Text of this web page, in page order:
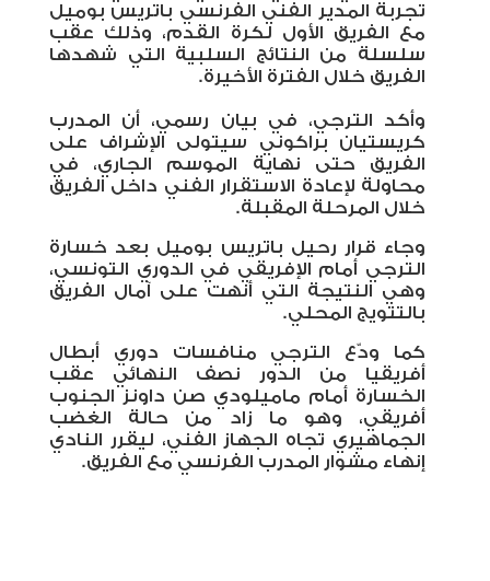
تجربة المدير الفني الفرنسي باتريس بوميل
مع الفريق الأول لكرة القدم، وذلك عقب
سلسلة من النتائج السلبية التي شهدها
الفريق خلال الفترة الأخيرة.
وأكد الترجي، في بيان رسمي، أن المدرب
كريستيان براكوني سيتولى الإشراف على
الفريق حتى نهاية الموسم الجاري، في
محاولة لإعادة الاستقرار الفني داخل الفريق
خلال المرحلة المقبلة.
وجاء قرار رحيل باتريس بوميل بعد خسارة
الترجي أمام الإفريقي في الدوري التونسي،
وهي النتيجة التي أنهت على آمال الفريق
بالتتويج المحلي.
كما ودّع الترجي منافسات دوري أبطال
أفريقيا من الدور نصف النهائي عقب
الخسارة أمام ماميلودي صن داونز الجنوب
أفريقي، وهو ما زاد من حالة الغضب
الجماهيري تجاه الجهاز الفني، ليقرر النادي
إنهاء مشوار المدرب الفرنسي مع الفريق.